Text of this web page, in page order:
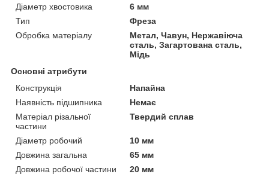
Діаметр хвостовика
6 мм
Тип
Фреза
Обробка матеріалу
Метал, Чавун, Нержавіюча
сталь, Загартована сталь,
Мідь
Основні атрибути
Конструкція
Напайна
Наявність підшипника
Немає
Матеріал різальної
частини
Твердий сплав
Діаметр робочий
10 мм
Довжина загальна
65 мм
Довжина робочої частини
20 мм